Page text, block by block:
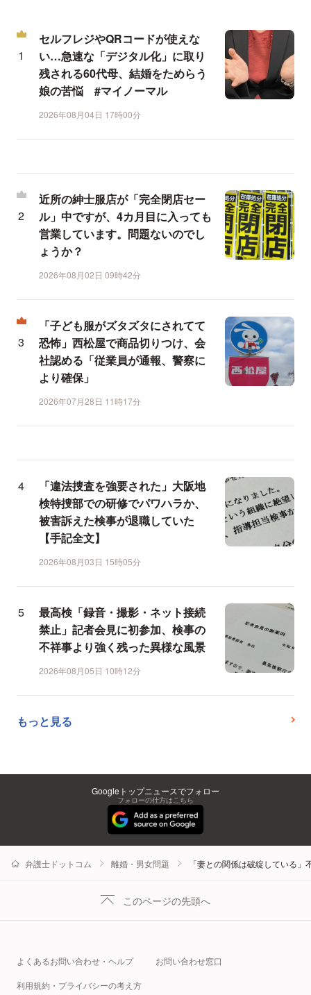
セルフレジやQRコードが使えな
い…急速な「デジタル化」に取り
残される60代母、結婚をためらう
娘の苦悩 #マイノーマル
2026年08月04日 17時00分
近所の紳士服店が「完全閉店セー
ル」中ですが、4カ月目に入っても
営業しています。問題ないのでし
ょうか？
2026年08月02日 09時42分
「子ども服がズタズタにされてて
恐怖」西松屋で商品切りつけ、会
社認める「従業員が通報、警察に
より確保」
2026年07月28日 11時17分
「違法捜査を強要された」大阪地
検特捜部での研修でパワハラか、
被害訴えた検事が退職していた
【手記全文】
2026年08月03日 15時05分
最高検「録音・撮影・ネット接続
禁止」記者会見に初参加、検事の
不祥事より強く残った異様な風景
2026年08月05日 10時12分
もっと見る
Googleトップニュースでフォロー
フォローの仕方はこちら
弁護士ドットコム 離婚・男女問題 「妻との関係は破綻している
このページの先頭へ
よくあるお問い合わせ・ヘルプ お問い合わせ窓口
利用規約・プライバシーの考え方